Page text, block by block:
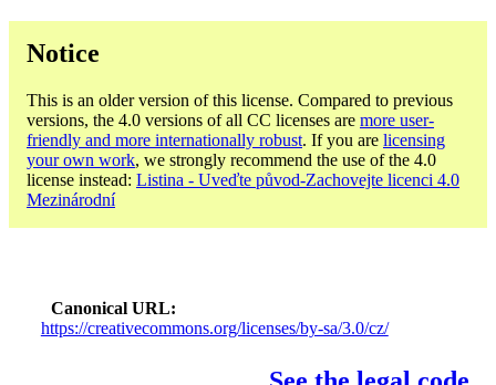
Notice
This is an older version of this license. Compared to previous
versions, the 4.0 versions of all CC licenses are more user-
friendly and more internationally robust. If you are licensing
your own work, we strongly recommend the use of the 4.0
license instead: Listina - Uveďte původ-Zachovejte licenci 4.0
Mezinárodní
Canonical URL
https://creativecommons.org/licenses/by-sa/3.0/cz/